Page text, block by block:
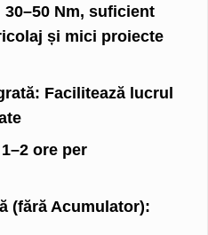
30–50 Nm, suficient
și mici proiecte
Facilitează lucrul
1–2 ore per
(fără Acumulator):